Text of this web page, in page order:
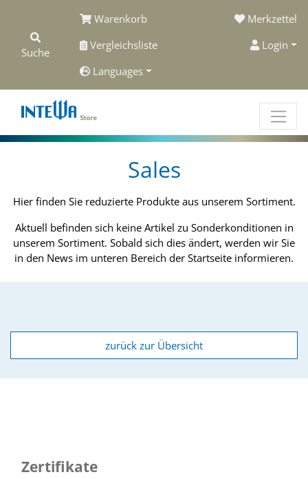
Suche
Warenkorb
Merkzettel
Vergleichsliste
Login
Languages
Sales
Hier finden Sie reduzierte Produkte aus unserem Sortiment.
Aktuell befinden sich keine Artikel zu Sonderkonditionen in
unserem Sortiment. Sobald sich dies ändert, werden wir Sie
in den News im unteren Bereich der Startseite informieren.
zurück zur Übersicht
Zertifikate